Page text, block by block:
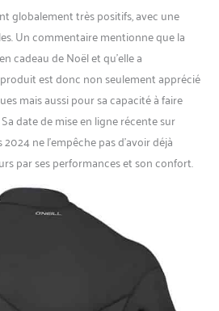
globalement très positifs, avec une
Un commentaire mentionne que la
cadeau de Noël et qu’elle a
est donc non seulement apprécié
mais aussi pour sa capacité à faire
date de mise en ligne récente sur
ne l’empêche pas d’avoir déjà
par ses performances et son confort.